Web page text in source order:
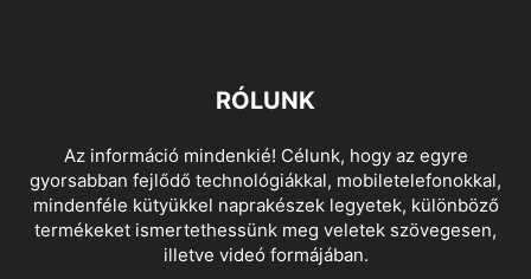
RÓLUNK
Az információ mindenkié! Célunk, hogy az egyre
gyorsabban fejlődő technológiákkal, mobiletelefonokkal,
mindenféle kütyükkel naprakészek legyetek, különböző
termékeket ismertethessünk meg veletek szövegesen,
illetve videó formájában.